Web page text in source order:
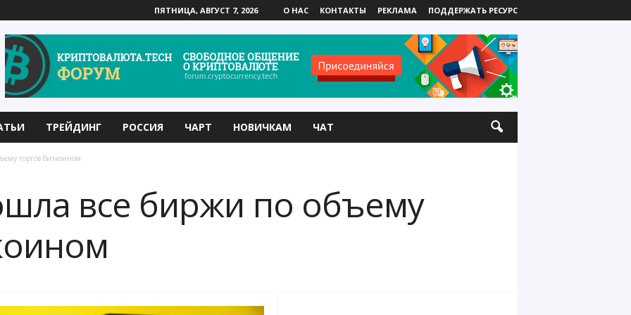
ПЯТНИЦА, АВГУСТ 7, 2026 О НАС КОНТАКТЫ РЕКЛАМА ПОДДЕРЖАТЬ РЕСУРС
ТРЕЙДИНГ РОССИЯ ЧАРТ НОВИЧКАМ ЧАТ
торгов биткоином
все биржи по объему